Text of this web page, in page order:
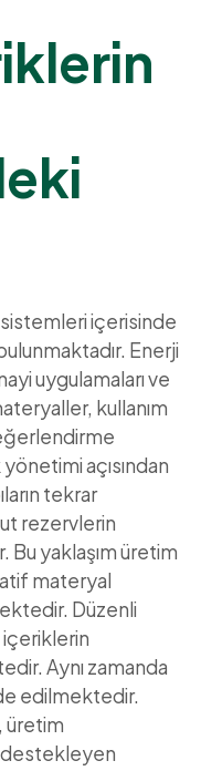
içerisinde
Enerji
uygulamaları ve
kullanım
açısından
tekrar
rezervlerin
Bu yaklaşım üretim
materyal
Düzenli
içeriklerin
Aynı zamanda
edilmektedir.
üretim
destekleyen